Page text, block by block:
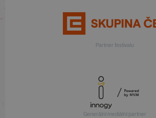
Partner festivalu
Generální mediální partner